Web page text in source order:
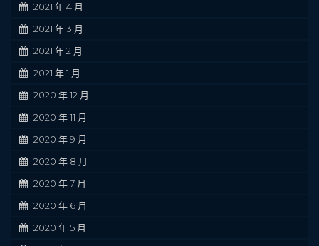
2021 年 4 月
2021 年 3 月
2021 年 2 月
2021 年 1 月
2020 年 12 月
2020 年 11 月
2020 年 9 月
2020 年 8 月
2020 年 7 月
2020 年 6 月
2020 年 5 月